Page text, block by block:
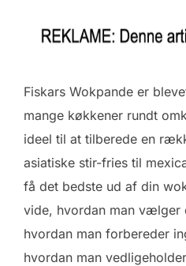
Fiskars Wokpande er
mange køkkener rundt
ideel til at tilberede en
asiatiske stir-fries til
få det bedste ud af din
vide, hvordan man vælger
hvordan man forbereder
hvordan man